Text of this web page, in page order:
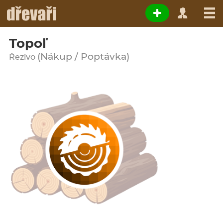
Topoľ
Řezivo (Nákup / Poptávka)